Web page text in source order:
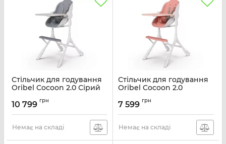
Стільчик для годування
Oribel Cocoon 2.0 Сірий
10 799 грн
Немає на складі
Стільчик для годування
Oribel Cocoon 2.0
Артикул:
7 599 грн
Немає на складі